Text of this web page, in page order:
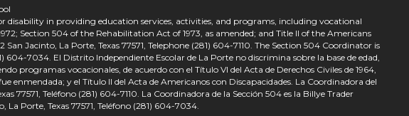
disability in providing education services, activities, and programs, including vocational
Section 504 of the Rehabilitation Act of 1973, as amended; and Title II of the Americans
Jacinto, La Porte, Texas 77571, Telephone (281) 604-7110. The Section 504 Coordinator is
7034. El Distrito Independiente Escolar de La Porte no discrimina sobre la base de edad,
programas vocacionales, de acuerdo con el Título VI del Acta de Derechos Civiles de 1964,
enmendada; y el Título II del Acta de Americanos con Discapacidades. La Coordinadora del
77571, Teléfono (281) 604-7110. La Coordinadora de la Sección 504 es la Billye Trader
Porte, Texas 77571, Teléfono (281) 604-7034.